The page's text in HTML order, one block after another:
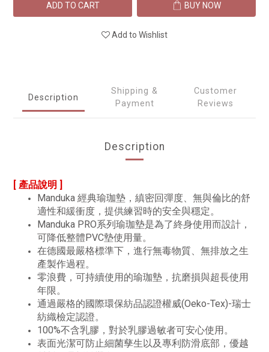
ADD TO CART BUY NOW
Add to Wishlist
Description
Shipping &
Payment
Customer
Reviews
Description
[ 產品說明 ]
Manduka 經典瑜珈墊，縝密回彈度、無與倫比的舒
適性和緩衝度，提供練習時的安全與穩定。
Manduka PRO系列瑜珈墊是為了終身使用而設計，
可降低整體PVC墊使用量。
在德國最嚴格標準下，進行無毒物質、無排放之生
產製作過程。
零浪費，可持續使用的瑜珈墊，抗磨損與超長使用
年限。
通過嚴格的國際環保紡品認證權威(Oeko-Tex)-瑞士
紡織檢定認證。
100%不含乳膠，對於乳膠過敏者可安心使用。
表面光潔可防止細菌孳生以及專利防滑底部，優越